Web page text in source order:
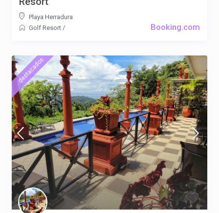
Booking.com
Playa Herradura
Golf Resort /
destacados